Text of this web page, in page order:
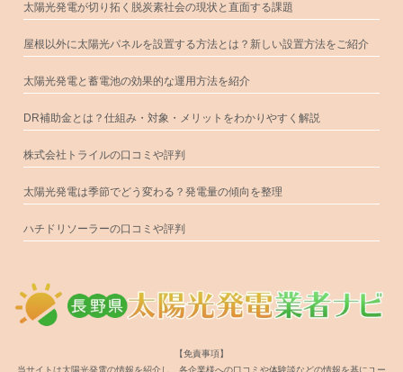
太陽光発電が切り拓く脱炭素社会の現状と直面する課題
屋根以外に太陽光パネルを設置する方法とは？新しい設置方法をご紹介
太陽光発電と蓄電池の効果的な運用方法を紹介
DR補助金とは？仕組み・対象・メリットをわかりやすく解説
株式会社トライルの口コミや評判
太陽光発電は季節でどう変わる？発電量の傾向を整理
ハチドリソーラーの口コミや評判
【免責事項】
当サイトは太陽光発電の情報を紹介し、各企業様への口コミや体験談などの情報を基にユー